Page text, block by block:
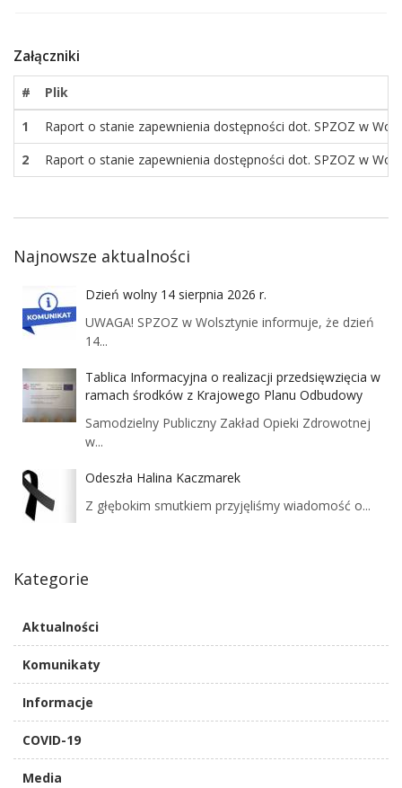
Załączniki
#
Plik
1
Raport o stanie zapewnienia dostępności dot. SPZOZ w
2
Raport o stanie zapewnienia dostępności dot. SPZOZ w
Najnowsze aktualności
Dzień wolny 14 sierpnia 2026 r.
UWAGA! SPZOZ w Wolsztynie informuje, że dzień
14...
Tablica Informacyjna o realizacji przedsięwzięcia w
ramach środków z Krajowego Planu Odbudowy
Samodzielny Publiczny Zakład Opieki Zdrowotnej
w...
Odeszła Halina Kaczmarek
Z głębokim smutkiem przyjęliśmy wiadomość o...
Kategorie
Aktualności
Komunikaty
Informacje
COVID-19
Media